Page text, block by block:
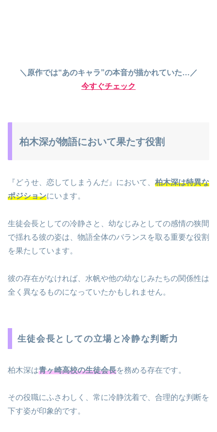
＼原作では“あのキャラ”の本音が描かれていた…／
今すぐチェック
柏木深が物語において果たす役割
『どうせ、恋してしまうんだ』において、 柏木深は特異な
ポジションにいます。
生徒会長としての冷静さと、幼なじみとしての感情の狭間
で揺れる彼の姿は、物語全体のバランスを取る重要な役割
を果たしています。
彼の存在がなければ、水帆や他の幼なじみたちの関係性は
全く異なるものになっていたかもしれません。
生徒会長としての立場と冷静な判断力
柏木深は青ヶ崎高校の生徒会長を務める存在です。
その役職にふさわしく、常に冷静沈着で、合理的な判断を
下す姿が印象的です。